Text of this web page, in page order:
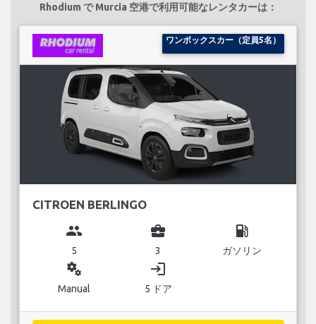
Rhodium で Murcia 空港で利用可能なレンタカーは：
ワンボックスカー（定員5名）
CITROEN BERLINGO
group
5
business_center
3
local_gas_station
ガソリン
miscellaneous_services
Manual
login
5 ドア